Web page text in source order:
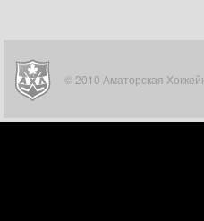
© 2010 Аматорская